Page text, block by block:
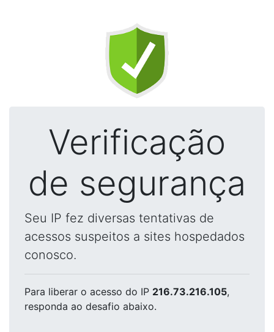
Verificação
de segurança
Seu IP fez diversas tentativas de
acessos suspeitos a sites hospedados
conosco.
Para liberar o acesso do IP 216.73.216.105,
responda ao desafio abaixo.